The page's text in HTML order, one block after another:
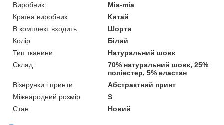
Виробник
Mia-mia
Країна виробник
Китай
В комплект входить
Шорти
Колір
Білий
Тип тканини
Натуральний шовк
Склад
70% натуральний шовк, 25%
поліестер, 5% еластан
Візерунки і принти
Абстрактний принт
Міжнародний розмір
S
Стан
Новий